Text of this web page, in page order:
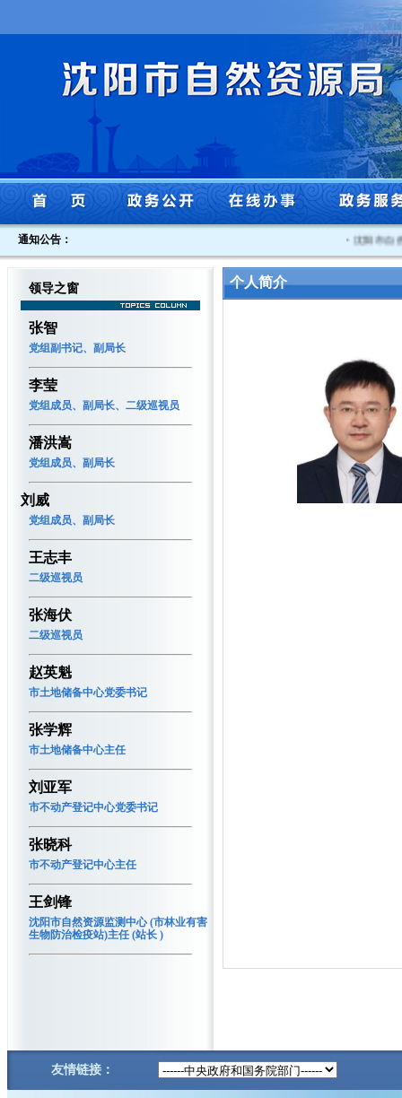
通知公告： 沈阳市自
领导之窗
张智
党组副书记、副局长
李莹
党组成员、副局长、二级巡视员
潘洪嵩
党组成员、副局长
刘威
党组成员、副局长
王志丰
二级巡视员
张海伏
二级巡视员
赵英魁
市土地储备中心党委书记
张学辉
市土地储备中心主任
刘亚军
市不动产登记中心党委书记
张晓科
市不动产登记中心主任
王剑锋
沈阳市自然资源监测中心 (市林业有害
生物防治检疫站)主任 (站长 )
个人简介
友情链接：